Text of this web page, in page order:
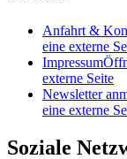
Anfahrt &
eine externe
Impressum
externe Seite
Newsletter
eine externe
Soziale